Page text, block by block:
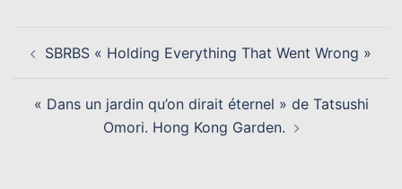
D’ARTICLE
SBRBS « Holding Everything That Went Wrong »
« Dans un jardin qu’on dirait éternel » de Tatsushi
Omori. Hong Kong Garden.